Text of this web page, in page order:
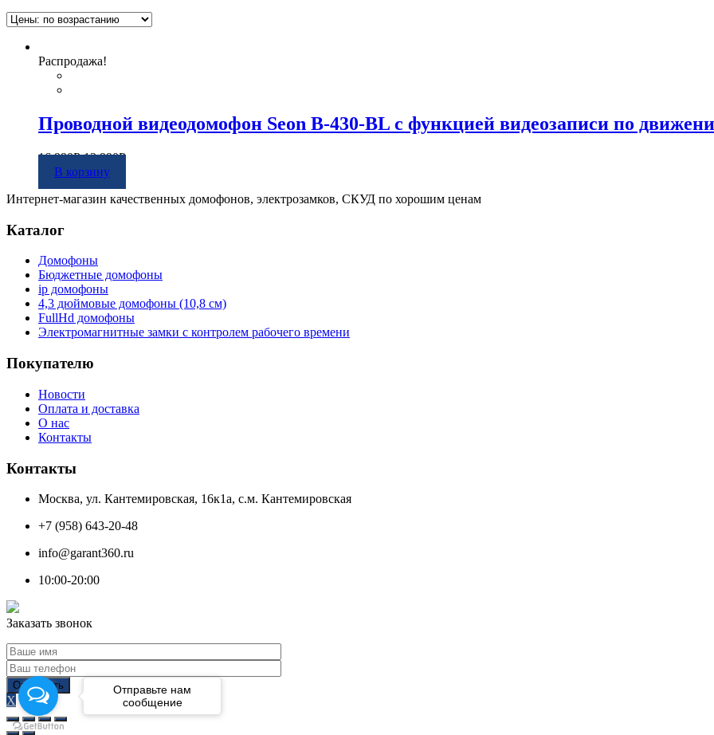
Распродажа!
Проводной видеодомофон Seon B-430-BL с функцией видеозаписи по
16 990Р 13 990Р
В корзину
Интернет-магазин качественных домофонов, электрозамков, СКУД по хорошим ценам
Каталог
Домофоны
Бюджетные домофоны
ip домофоны
4,3 дюймовые домофоны (10,8 см)
FullHd домофоны
Электромагнитные замки с контролем рабочего времени
Покупателю
Новости
Оплата и доставка
О нас
Контакты
Контакты
Москва, ул. Кантемировская, 16к1а, с.м. Кантемировская
+7 (958) 643-20-48
info@garant360.ru
10:00-20:00
Заказать звонок
X
Отправьте нам
сообщение